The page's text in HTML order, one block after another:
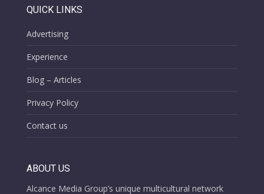
QUICK LINKS
Advertising
Experience
Blog – Articles
Privacy Policy
Contact us
ABOUT US
Alcance Media Group’s unique multicultural network